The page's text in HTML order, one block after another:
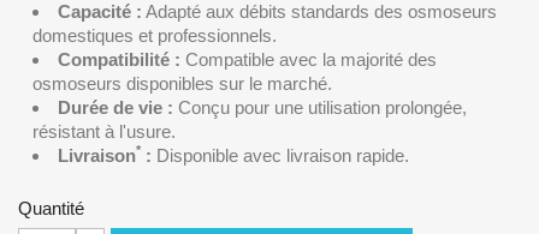
Capacité : Adapté aux débits standards des osmoseurs
domestiques et professionnels.
Compatibilité : Compatible avec la majorité des
osmoseurs disponibles sur le marché.
Durée de vie : Conçu pour une utilisation prolongée,
résistant à l'usure.
Livraison* : Disponible avec livraison rapide.
Quantité